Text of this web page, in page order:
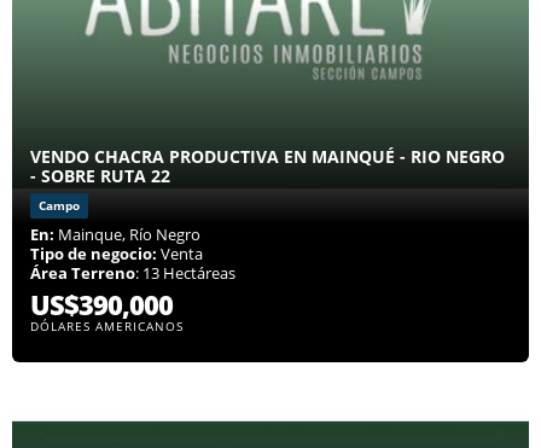
VENDO CHACRA PRODUCTIVA EN MAINQUÉ - RIO NEGRO
- SOBRE RUTA 22
Campo
En: Mainque, Río Negro
Tipo de negocio: Venta
Área Terreno: 13 Hectáreas
US$390,000
DÓLARES AMERICANOS